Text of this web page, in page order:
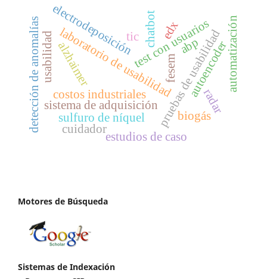
laboratorio de usabilidadpruebas de usabilidad
test con usuarios
usabilidad
sistema de adquisición
automatización
biogás
detección de anomalías autoencoder
abp
estudios de caso
costos industriales
electrodeposición
sulfuro de níquel
fesem
edx
chatbot
alzhaimer
cuidador
tic
radar
Motores de Búsqueda
Sistemas de Indexación